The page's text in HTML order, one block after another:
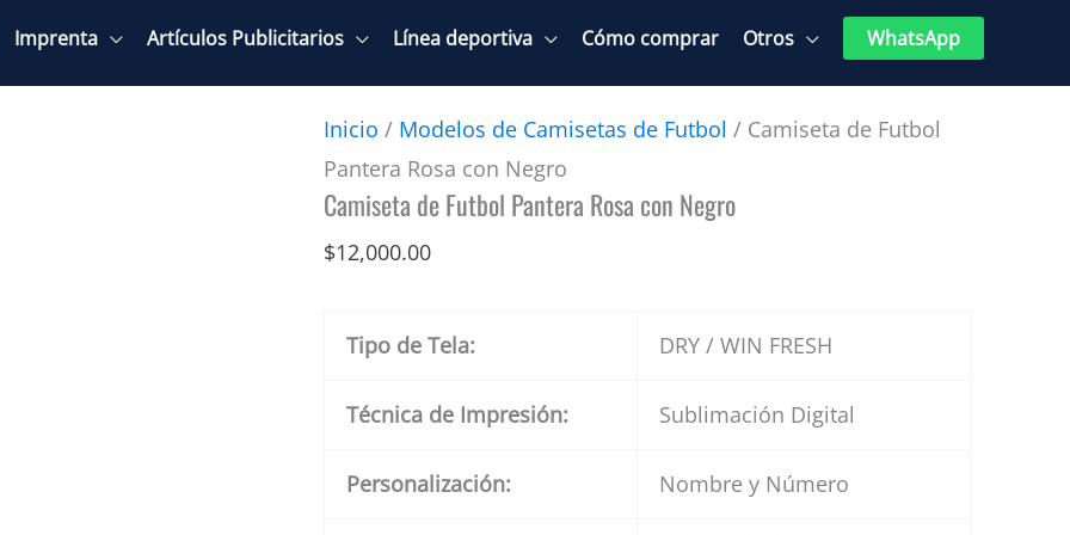
Imprenta Artículos Publicitarios Línea deportiva Cómo comprar Otros WhatsApp
Inicio / Modelos de Camisetas de Futbol / Camiseta de Futbol
Pantera Rosa con Negro
Camiseta de Futbol Pantera Rosa con Negro
$12,000.00
Tipo de Tela: DRY / WIN FRESH
Técnica de Impresión: Sublimación Digital
Personalización: Nombre y Número